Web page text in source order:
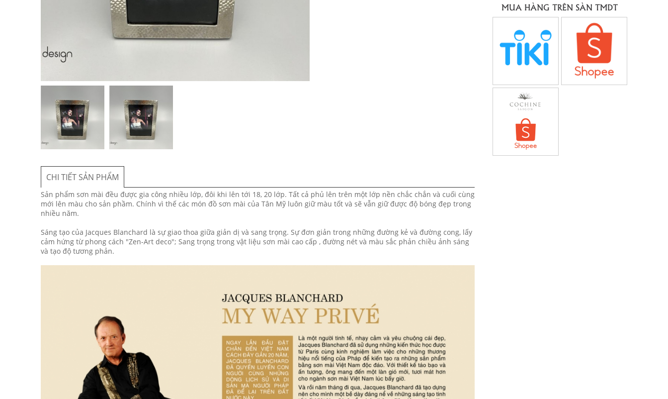
CHI TIẾT SẢN PHẨM
Sản phẩm sơn mài đều được gia công nhiều lớp, đôi khi lên tới 18, 20 lớp. Tất cả phủ lên trên một lớp nền chắc chắn và cuối cùng
mới lên màu cho sản phầm. Chính vì thế các món đồ sơn mài của Tân Mỹ luôn giữ màu tốt và sẽ vẫn giữ được độ bóng đẹp trong
nhiều năm.
Sáng tạo của Jacques Blanchard là sự giao thoa giữa giản dị và sang trọng. Sự đơn giản trong những đường kẻ và đường cong, lấy
cảm hứng từ phong cách "Zen-Art deco"; Sang trọng trong vật liệu sơn mài cao cấp , đường nét và màu sắc phản chiều ảnh sáng
và tạo độ tương phản.
MUA HÀNG TRÊN SÀN TMDT